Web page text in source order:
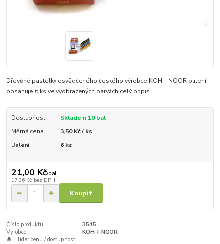
Dřevěné pastelky osvědčeného českého výrobce KOH-I-NOOR balení
obsahuje 6 ks ve vyobrazených barvách celý popis
Dostupnost
Skladem 10 bal
Měrná cena
3,50 Kč / ks
Balení
6 ks
21,00 Kč/bal
17,36 Kč bez DPH
Koupit
Číslo produktu:
3545
Výrobce:
KOH-I-NOOR
🔔 Hlídat cenu / dostupnost